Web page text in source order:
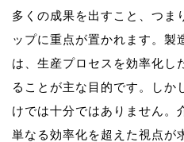
多くの成果を出すこと、つま
ップに重点が置かれます。製
は、生産プロセスを効率化し
ることが主な目的です。しか
けでは十分ではありません。
単なる効率化を超えた視点が